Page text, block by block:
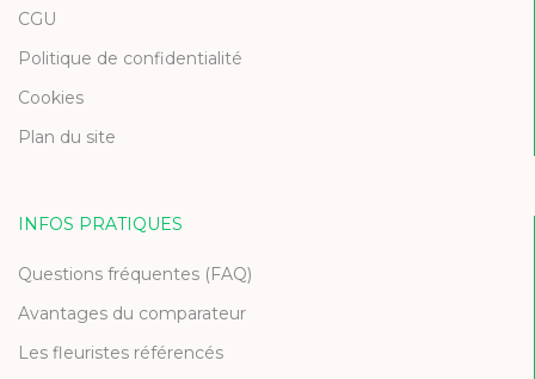
CGU
Politique de confidentialité
Cookies
Plan du site
INFOS PRATIQUES
Questions fréquentes (FAQ)
Avantages du comparateur
Les fleuristes référencés